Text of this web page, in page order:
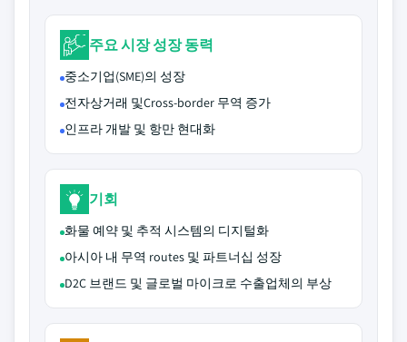
주요 시장 성장 동력
중소기업(SME)의 성장
전자상거래 및Cross-border 무역 증가
인프라 개발 및 항만 현대화
기회
화물 예약 및 추적 시스템의 디지털화
아시아 내 무역 routes 및 파트너십 성장
D2C 브랜드 및 글로벌 마이크로 수출업체의 부상